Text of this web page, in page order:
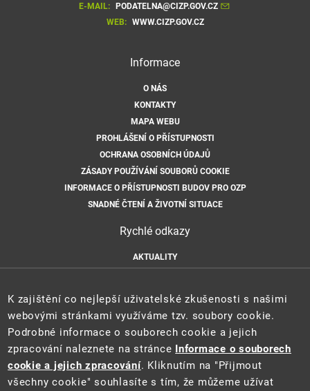
E-MAIL: PODATELNA@CIZP.GOV.CZ
WEB: WWW.CIZP.GOV.CZ
Informace
O NÁS
KONTAKTY
MAPA WEBU
PROHLÁŠENÍ O PŘÍSTUPNOSTI
OCHRANA OSOBNÍCH ÚDAJŮ
ZÁSADY POUŽÍVÁNÍ SOUBORŮ COOKIE
INFORMACE O PŘÍSTUPNOSTI BUDOV PRO OZP
SNADNÉ ČTENÍ A ŽIVOTNÍ SITUACE
Rychlé odkazy
AKTUALITY
K zajištění co nejlepší uživatelské zkušenosti s našimi
webovými stránkami využíváme tzv. soubory cookie.
Podrobné informace o souborech cookie a jejich
zpracování naleznete na stránce Informace o souborech
cookie a jejich zpracování. Kliknutím na "Přijmout
všechny cookie" souhlasíte s tím, že můžeme užívat